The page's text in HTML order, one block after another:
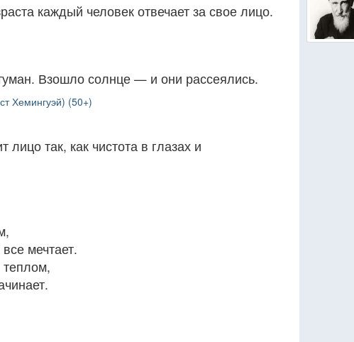
каждый человек отвечает за свое лицо.
Взошло солнце — и они рассеялись.
Хемингуэй) (50+)
лицо так, как чистота в глазах и
мечтает.